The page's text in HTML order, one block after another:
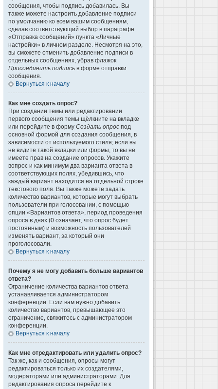
сообщения, чтобы подпись добавилась. Вы
также можете настроить добавление подписи
по умолчанию ко всем вашим сообщениям,
сделав соответствующий выбор в параграфе
«Отправка сообщений» пункта «Личные
настройки» в личном разделе. Несмотря на это,
вы сможете отменить добавление подписи в
отдельных сообщениях, убрав флажок
Присоединить подпись в форме отправки
сообщения.
Вернуться к началу
Как мне создать опрос?
При создании темы или редактировании
первого сообщения темы щёлкните на вкладке
или перейдите в форму Создать опрос под
основной формой для создания сообщения, в
зависимости от используемого стиля; если вы
не видите такой вкладки или формы, то вы не
имеете прав на создание опросов. Укажите
вопрос и как минимум два варианта ответа в
соответствующих полях, убедившись, что
каждый вариант находится на отдельной строке
текстового поля. Вы также можете задать
количество вариантов, которые могут выбрать
пользователи при голосовании, с помощью
опции «Вариантов ответа», период проведения
опроса в днях (0 означает, что опрос будет
постоянным) и возможность пользователей
изменять вариант, за который они
проголосовали.
Вернуться к началу
Почему я не могу добавить больше вариантов
ответа?
Ограничение количества вариантов ответа
устанавливается администратором
конференции. Если вам нужно добавить
количество вариантов, превышающее это
ограничение, свяжитесь с администратором
конференции.
Вернуться к началу
Как мне отредактировать или удалить опрос?
Так же, как и сообщения, опросы могут
редактироваться только их создателями,
модераторами или администраторами. Для
редактирования опроса перейдите к